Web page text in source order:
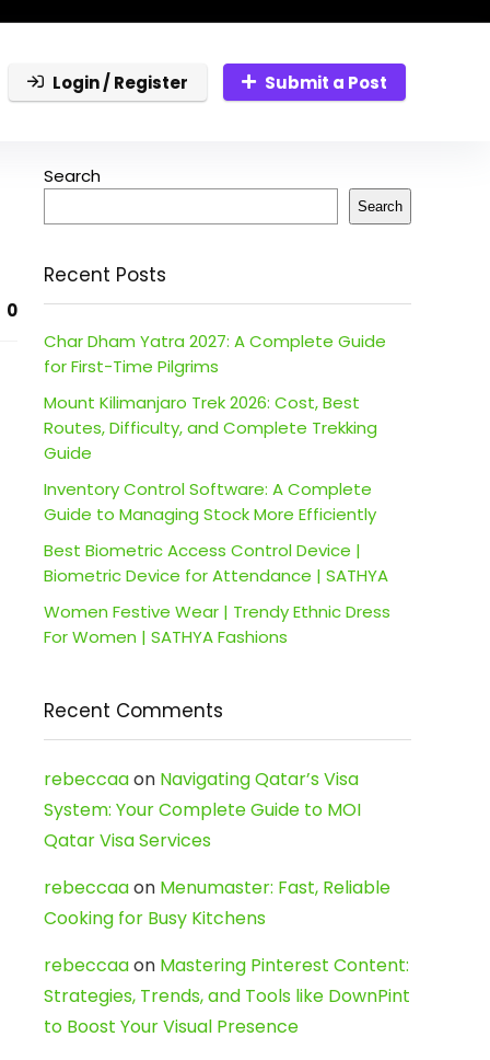
Login / Register Submit a Post
0
Search
Search
Recent Posts
Char Dham Yatra 2027: A Complete Guide
for First-Time Pilgrims
Mount Kilimanjaro Trek 2026: Cost, Best
Routes, Difficulty, and Complete Trekking
Guide
Inventory Control Software: A Complete
Guide to Managing Stock More Efficiently
Best Biometric Access Control Device |
Biometric Device for Attendance | SATHYA
Women Festive Wear | Trendy Ethnic Dress
For Women | SATHYA Fashions
Recent Comments
rebeccaaon Navigating Qatar’s Visa
System: Your Complete Guide to MOI
Qatar Visa Services
rebeccaaon Menumaster: Fast, Reliable
Cooking for Busy Kitchens
rebeccaaon Mastering Pinterest Content:
Strategies, Trends, and Tools like DownPint
to Boost Your Visual Presence